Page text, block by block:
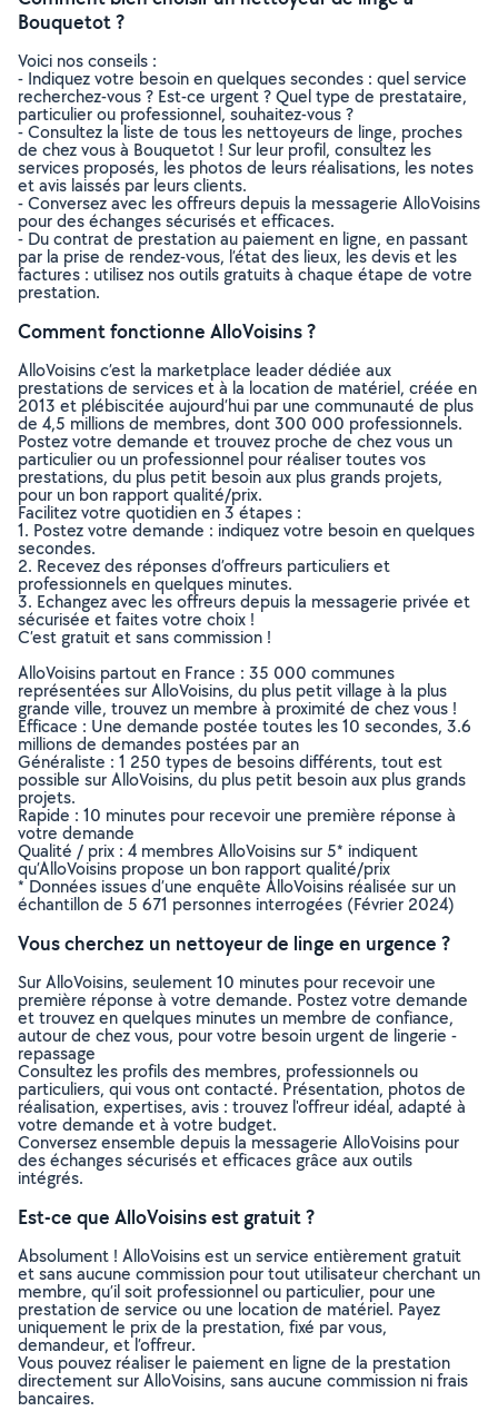
Bouquetot ?
Voici nos conseils :
- Indiquez votre besoin en quelques secondes : quel service
recherchez-vous ? Est-ce urgent ? Quel type de prestataire,
particulier ou professionnel, souhaitez-vous ?
- Consultez la liste de tous les nettoyeurs de linge, proches
de chez vous à Bouquetot ! Sur leur profil, consultez les
services proposés, les photos de leurs réalisations, les notes
et avis laissés par leurs clients.
- Conversez avec les offreurs depuis la messagerie AlloVoisins
pour des échanges sécurisés et efficaces.
- Du contrat de prestation au paiement en ligne, en passant
par la prise de rendez-vous, l’état des lieux, les devis et les
factures : utilisez nos outils gratuits à chaque étape de votre
prestation.
Comment fonctionne AlloVoisins ?
AlloVoisins c’est la marketplace leader dédiée aux
prestations de services et à la location de matériel, créée en
2013 et plébiscitée aujourd’hui par une communauté de plus
de 4,5 millions de membres, dont 300 000 professionnels.
Postez votre demande et trouvez proche de chez vous un
particulier ou un professionnel pour réaliser toutes vos
prestations, du plus petit besoin aux plus grands projets,
pour un bon rapport qualité/prix.
Facilitez votre quotidien en 3 étapes :
1. Postez votre demande : indiquez votre besoin en quelques
secondes.
2. Recevez des réponses d’offreurs particuliers et
professionnels en quelques minutes.
3. Echangez avec les offreurs depuis la messagerie privée et
sécurisée et faites votre choix !
C’est gratuit et sans commission !
AlloVoisins partout en France : 35 000 communes
représentées sur AlloVoisins, du plus petit village à la plus
grande ville, trouvez un membre à proximité de chez vous !
Efficace : Une demande postée toutes les 10 secondes, 3.6
millions de demandes postées par an
Généraliste : 1 250 types de besoins différents, tout est
possible sur AlloVoisins, du plus petit besoin aux plus grands
projets.
Rapide : 10 minutes pour recevoir une première réponse à
votre demande
Qualité / prix : 4 membres AlloVoisins sur 5* indiquent
qu’AlloVoisins propose un bon rapport qualité/prix
* Données issues d’une enquête AlloVoisins réalisée sur un
échantillon de 5 671 personnes interrogées (Février 2024)
Vous cherchez un nettoyeur de linge en urgence ?
Sur AlloVoisins, seulement 10 minutes pour recevoir une
première réponse à votre demande. Postez votre demande
et trouvez en quelques minutes un membre de confiance,
autour de chez vous, pour votre besoin urgent de lingerie -
repassage
Consultez les profils des membres, professionnels ou
particuliers, qui vous ont contacté. Présentation, photos de
réalisation, expertises, avis : trouvez l'offreur idéal, adapté à
votre demande et à votre budget.
Conversez ensemble depuis la messagerie AlloVoisins pour
des échanges sécurisés et efficaces grâce aux outils
intégrés.
Est-ce que AlloVoisins est gratuit ?
Absolument ! AlloVoisins est un service entièrement gratuit
et sans aucune commission pour tout utilisateur cherchant un
membre, qu’il soit professionnel ou particulier, pour une
prestation de service ou une location de matériel. Payez
uniquement le prix de la prestation, fixé par vous,
demandeur, et l’offreur.
Vous pouvez réaliser le paiement en ligne de la prestation
directement sur AlloVoisins, sans aucune commission ni frais
bancaires.